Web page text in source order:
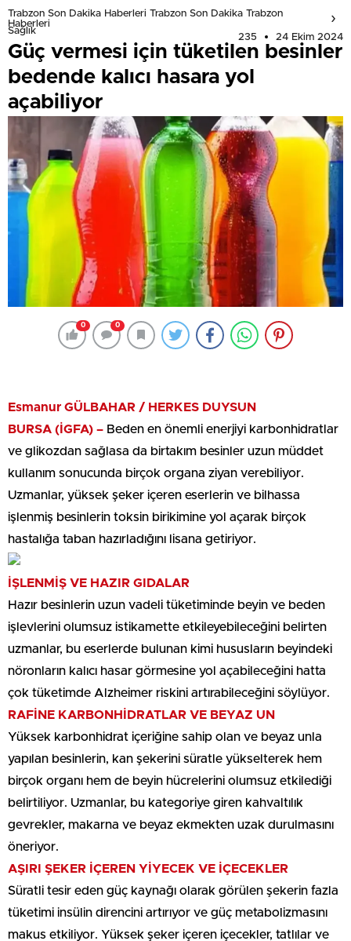
Trabzon Son Dakika Haberleri Trabzon Son Dakika Trabzon
Haberleri
Sağlık
235 24 Ekim 2024
Güç vermesi için tüketilen besinler
bedende kalıcı hasara yol
açabiliyor
0 0
Esmanur GÜLBAHAR / HERKES DUYSUN
BURSA (İGFA) – Beden en önemli enerjiyi karbonhidratlar
ve glikozdan sağlasa da birtakım besinler uzun müddet
kullanım sonucunda birçok organa ziyan verebiliyor.
Uzmanlar, yüksek şeker içeren eserlerin ve bilhassa
işlenmiş besinlerin toksin birikimine yol açarak birçok
hastalığa taban hazırladığını lisana getiriyor.
İŞLENMİŞ VE HAZIR GIDALAR
Hazır besinlerin uzun vadeli tüketiminde beyin ve beden
işlevlerini olumsuz istikamette etkileyebileceğini belirten
uzmanlar, bu eserlerde bulunan kimi hususların beyindeki
nöronların kalıcı hasar görmesine yol açabileceğini hatta
çok tüketimde Alzheimer riskini artırabileceğini söylüyor.
RAFİNE KARBONHİDRATLAR VE BEYAZ UN
Yüksek karbonhidrat içeriğine sahip olan ve beyaz unla
yapılan besinlerin, kan şekerini süratle yükselterek hem
birçok organı hem de beyin hücrelerini olumsuz etkilediği
belirtiliyor. Uzmanlar, bu kategoriye giren kahvaltılık
gevrekler, makarna ve beyaz ekmekten uzak durulmasını
öneriyor.
AŞIRI ŞEKER İÇEREN YİYECEK VE İÇECEKLER
Süratli tesir eden güç kaynağı olarak görülen şekerin fazla
tüketimi insülin direncini artırıyor ve güç metabolizmasını
makus etkiliyor. Yüksek şeker içeren içecekler, tatlılar ve